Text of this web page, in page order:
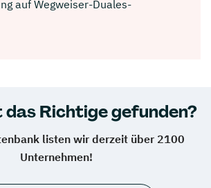
auf Wegweiser-Duales-
das Richtige gefunden?
listen wir derzeit über 2100
Unternehmen!